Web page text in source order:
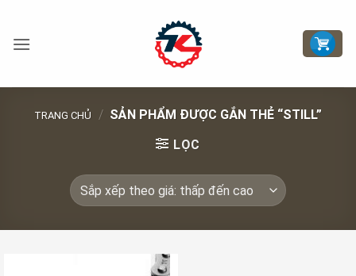
nội
TRANG CHỦ / SẢN PHẨM ĐƯỢC GẮN THẺ “STILL”
LỌC